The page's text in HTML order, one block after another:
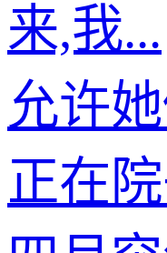
来,我...
允许
正在